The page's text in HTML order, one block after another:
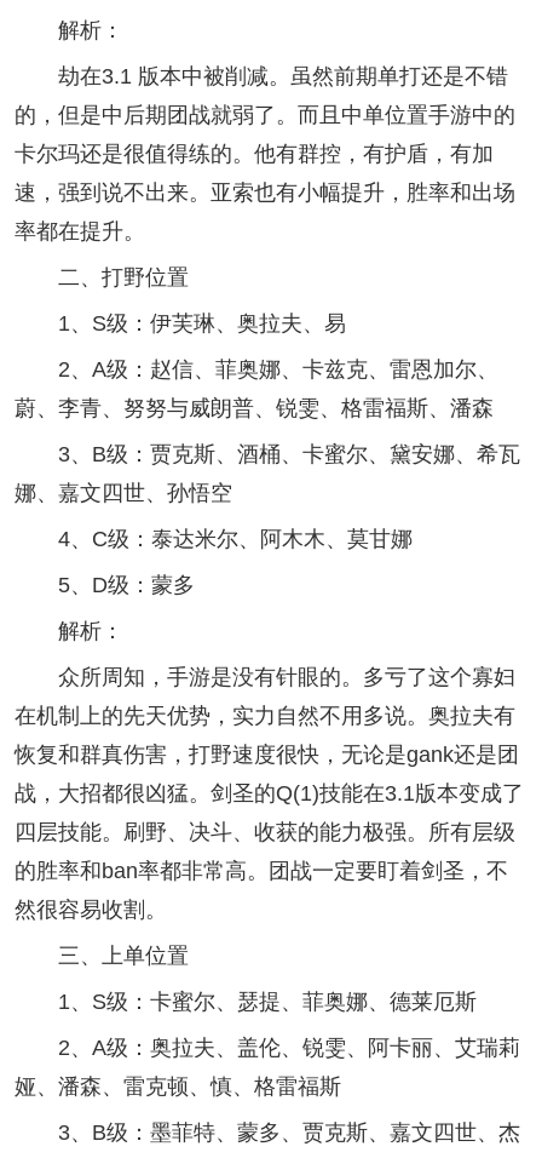
解析：
劫在3.1 版本中被削减。虽然前期单打还是不错
的，但是中后期团战就弱了。而且中单位置手游中的
卡尔玛还是很值得练的。他有群控，有护盾，有加
速，强到说不出来。亚索也有小幅提升，胜率和出场
率都在提升。
二、打野位置
1、S级：伊芙琳、奥拉夫、易
2、A级：赵信、菲奥娜、卡兹克、雷恩加尔、
蔚、李青、努努与威朗普、锐雯、格雷福斯、潘森
3、B级：贾克斯、酒桶、卡蜜尔、黛安娜、希瓦
娜、嘉文四世、孙悟空
4、C级：泰达米尔、阿木木、莫甘娜
5、D级：蒙多
解析：
众所周知，手游是没有针眼的。多亏了这个寡妇
在机制上的先天优势，实力自然不用多说。奥拉夫有
恢复和群真伤害，打野速度很快，无论是gank还是团
战，大招都很凶猛。剑圣的Q(1)技能在3.1版本变成了
四层技能。刷野、决斗、收获的能力极强。所有层级
的胜率和ban率都非常高。团战一定要盯着剑圣，不
然很容易收割。
三、上单位置
1、S级：卡蜜尔、瑟提、菲奥娜、德莱厄斯
2、A级：奥拉夫、盖伦、锐雯、阿卡丽、艾瑞莉
娅、潘森、雷克顿、慎、格雷福斯
3、B级：墨菲特、蒙多、贾克斯、嘉文四世、杰